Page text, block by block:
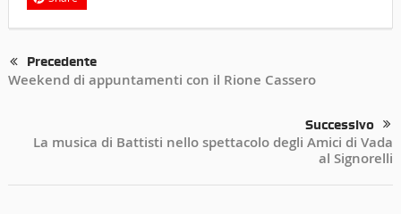
Precedente
Weekend di appuntamenti con il Rione Cassero
Successivo
La musica di Battisti nello spettacolo degli Amici di Vada
al Signorelli